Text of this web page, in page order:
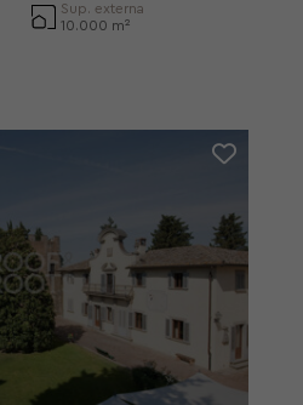
Sup. externa
10.000 m²